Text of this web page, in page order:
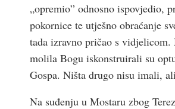
„opremio” odnosno ispovjedio,
pokornice te utješno obraćanje
tada izravno pričao s
molila Bogu iskonstruirali su
Gospa. Ništa drugo nisu imali,
Na suđenju u Mostaru zbog